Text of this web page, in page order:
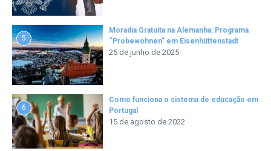
5
Moradia Gratuita na Alemanha: Programa
“Probewohnen” em Eisenhüttenstadt
25 de junho de 2025
6
Como funciona o sistema de educação em
Portugal
15 de agosto de 2022